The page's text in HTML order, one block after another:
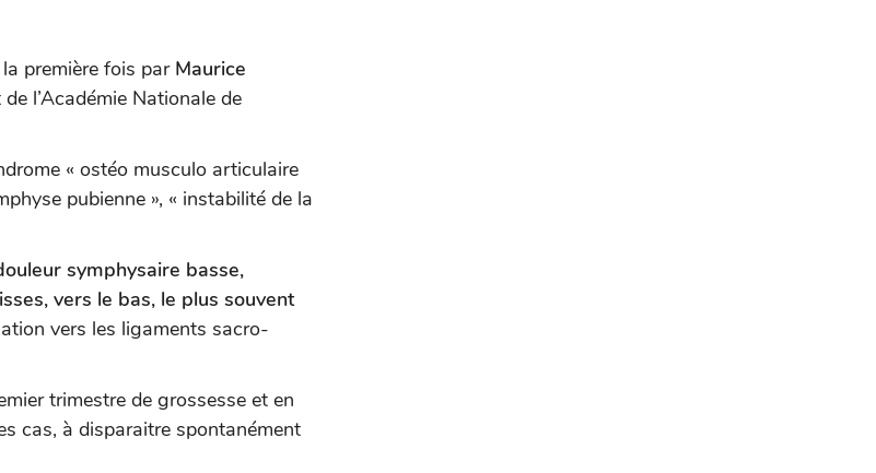
première fois par Maurice
l’Académie Nationale de
« ostéo musculo articulaire
pubienne », « instabilité de la
symphysaire basse,
vers le bas, le plus souvent
vers les ligaments sacro-
trimestre de grossesse et en
cas, à disparaitre spontanément